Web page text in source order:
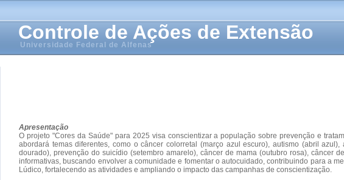
Controle de Ações de Extensão
Universidade Federal de Alfenas
Apresentação
O projeto "Cores da Saúde" para 2025 visa conscientizar a população sobre prevenção e
abordará temas diferentes, como o câncer colorretal (março azul escuro), autismo (abril
dourado), prevenção do suicídio (setembro amarelo), câncer de mama (outubro rosa), câncer
informativas, buscando envolver a comunidade e fomentar o autocuidado, contribuindo para a
Lúdico, fortalecendo as atividades e ampliando o impacto das campanhas de conscientização.